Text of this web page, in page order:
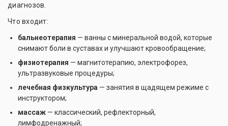
диагнозов.
Что входит:
бальнеотерапия — ванны с минеральной водой, которые
снимают боли в суставах и улучшают кровообращение;
физиотерапия — магнитотерапию, электрофорез,
ультразвуковые процедуры;
лечебная физкультура — занятия в щадящем режиме с
инструктором;
массаж — классический, рефлекторный,
лимфодренажный;